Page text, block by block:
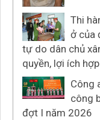
Thi
ở của
tự do dân chủ
quyền, lợi ích
Công
công
đợt I năm 2026